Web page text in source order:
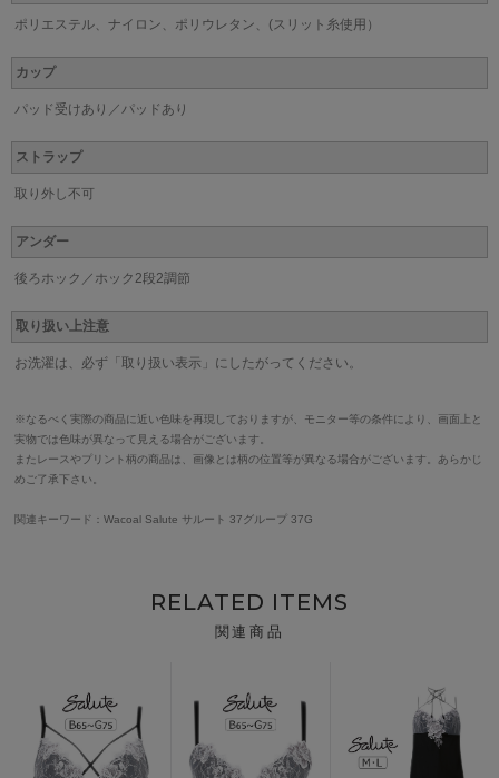
ポリエステル、ナイロン、ポリウレタン、(スリット糸使用）
カップ
パッド受けあり／パッドあり
ストラップ
取り外し不可
アンダー
後ろホック／ホック2段2調節
取り扱い上注意
お洗濯は、必ず「取り扱い表示」にしたがってください。
※なるべく実際の商品に近い色味を再現しておりますが、モニター等の条件により、画面上と
実物では色味が異なって見える場合がございます。
またレースやプリント柄の商品は、画像とは柄の位置等が異なる場合がございます。あらかじ
めご了承下さい。
関連キーワード：Wacoal Salute サルート 37グループ 37G
RELATED ITEMS
関連商品